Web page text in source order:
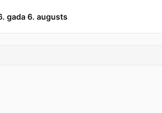
gada 6. augusts